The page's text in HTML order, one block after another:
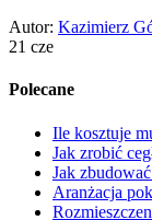
Autor: Kazimierz
21 cze
Polecane
Ile kosztuje
Jak zrobić
Jak
Aranżacja